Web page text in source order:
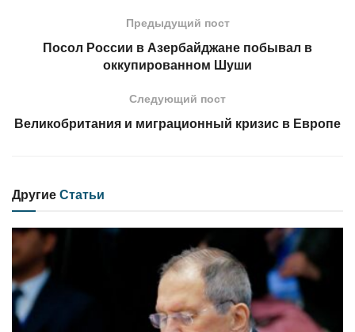
Предыдущий пост
Посол России в Азербайджане побывал в
оккупированном Шуши
Следующий пост
Великобритания и миграционный кризис в Европе
ДругиеСтатьи